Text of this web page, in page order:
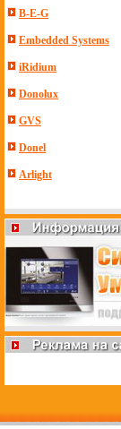
B-E-G
Embedded Systems
iRidium
Donolux
GVS
Donel
Arlight